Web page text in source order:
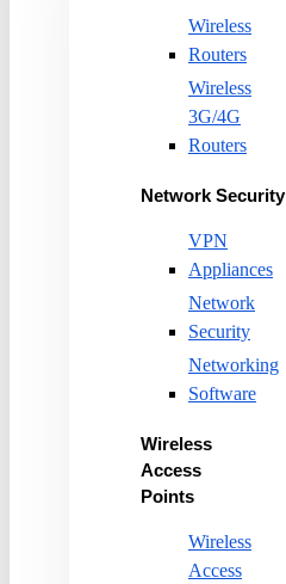
Wireless
Routers
Wireless
3G/4G
Routers
Network Security
VPN
Appliances
Network
Security
Networking
Software
Wireless
Access
Points
Wireless
Access